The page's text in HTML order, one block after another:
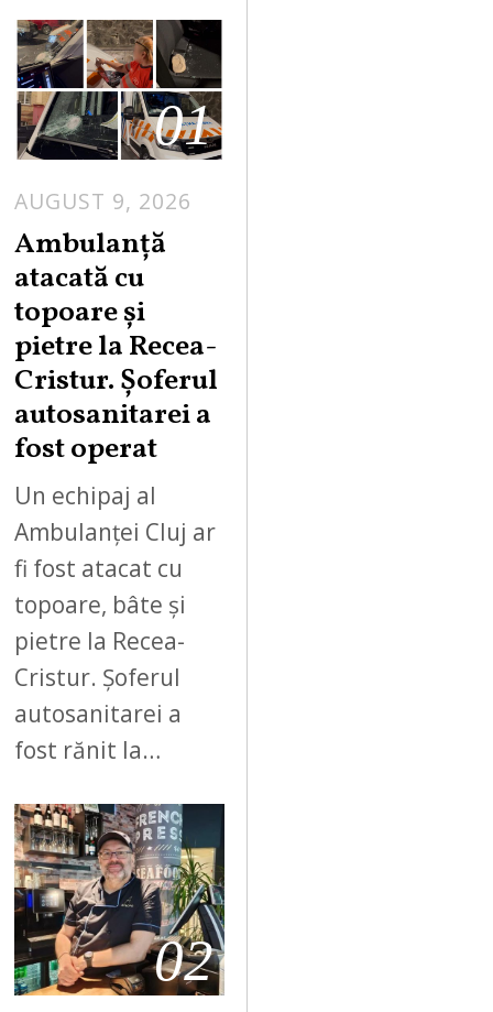
01
AUGUST 9, 2026
Ambulanță
atacată cu
topoare și
pietre la Recea-
Cristur. Șoferul
autosanitarei a
fost operat
Un echipaj al
Ambulanței Cluj ar
fi fost atacat cu
topoare, bâte și
pietre la Recea-
Cristur. Șoferul
autosanitarei a
fost rănit la…
02